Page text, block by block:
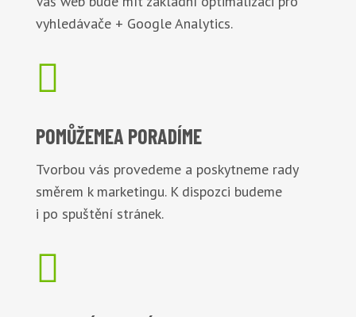
vyhledávače + Google Analytics.

POMŮŽEMEA PORADÍME
Tvorbou vás provedeme a poskytneme rady
směrem k marketingu. K dispozci budeme
i po spuštění stránek.
